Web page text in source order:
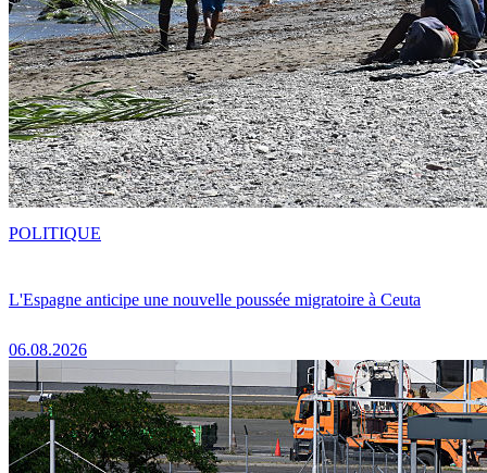
L'Espagne anticipe une nouvelle poussée migratoire à Ceuta
06.08.2026
POLITIQUE